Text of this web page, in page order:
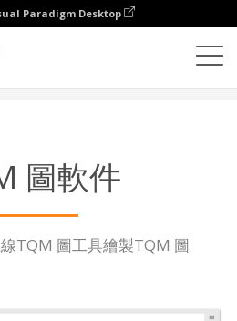
Paradigm Desktop
圖軟件
TQM 圖工具繪製TQM 圖